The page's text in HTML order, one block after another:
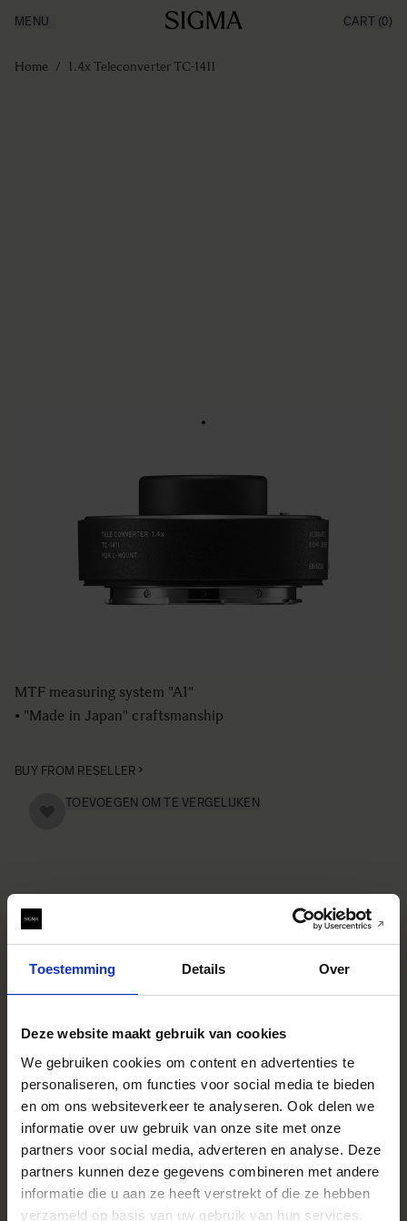
Toestemming Details Over
Deze website maakt gebruik van cookies
We gebruiken cookies om content en advertenties te
personaliseren, om functies voor social media te bieden
en om ons websiteverkeer te analyseren. Ook delen we
informatie over uw gebruik van onze site met onze
partners voor social media, adverteren en analyse. Deze
partners kunnen deze gegevens combineren met andere
informatie die u aan ze heeft verstrekt of die ze hebben
verzameld op basis van uw gebruik van hun services.
Producten
Inspiratie
MENU CART (0)
Home / 1.4x Teleconverter TC-1411
• Outstanding optical performance
• Compatible with autofocus
• AF is effective at all aperture settings and all focal
MTF measuring system "A1"
• "Made in Japan" craftsmanship
BUY FROM RESELLER
TOEVOEGEN OM TE VERGELIJKEN
SPECIFICATIONS
Specificaties
* The appearance, specifications,
and the like of the product are
subject to change for improvement
without notice.
Youtube Videos
Instagram Widget